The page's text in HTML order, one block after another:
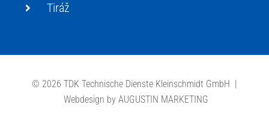
Tiráž
© 2026 TDK Technische Dienste Kleinschmidt GmbH |
Webdesign by AUGUSTIN MARKETING